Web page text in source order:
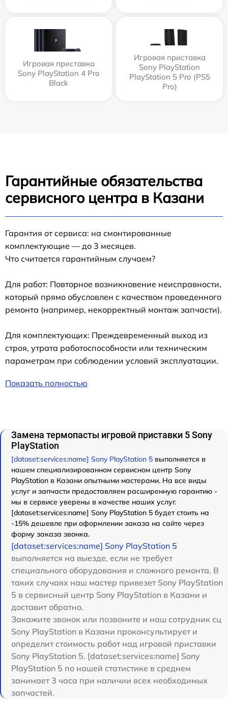
Игровая приставка
Sony PlayStation 4 Pro
Black
Игровая приставка
Sony PlayStation
PlayStation 5 Pro (PS5
Pro)
Гарантийные обязательства
сервисного центра в Казани
Гарантия от сервиса: на смонтированные
комплектующие — до 3 месяцев.
Что считается гарантийным случаем?
Для работ: Повторное возникновение неисправности,
который прямо обусловлен с качеством проведенного
ремонта (например, некорректный монтаж запчасти).
Для комплектующих: Преждевременный выход из
строя, утрата работоспособности или техническим
параметрам при соблюдении условий эксплуатации.
Показать полностью
Замена термопасты игровой приставки 5 Sony
PlayStation
[dataset:services:name] Sony PlayStation 5 выполняется в
нашем специализированном сервисном центр Sony
PlayStation в Казани опытными мастерами. На все виды
услуг и запчасти предоставляем расширенную гарантию -
мы в сервисе уверены в качестве наших услуг.
[dataset:services:name] Sony PlayStation 5 будет стоить на
-15% дешевле при оформлении заказа на сайте через
форму заказа звонка.
[dataset:services:name] Sony PlayStation 5
выполняется на выезде, если не требует
специального оборудования и сложного ремонта. В
таких случаях наш мастер привезет Sony PlayStation
5 в сервисный центр Sony PlayStation в Казани и
доставит обратно.
Закажите звонок или позвоните и наш сотрудник сц
Sony PlayStation в Казани проконсультирует и
определит стоимость работ над игровой приставки
Sony PlayStation 5. [dataset:services:name] Sony
PlayStation 5 по нашей статистике в среднем
занимает 3 часа при наличии всех необходимых
запчастей.